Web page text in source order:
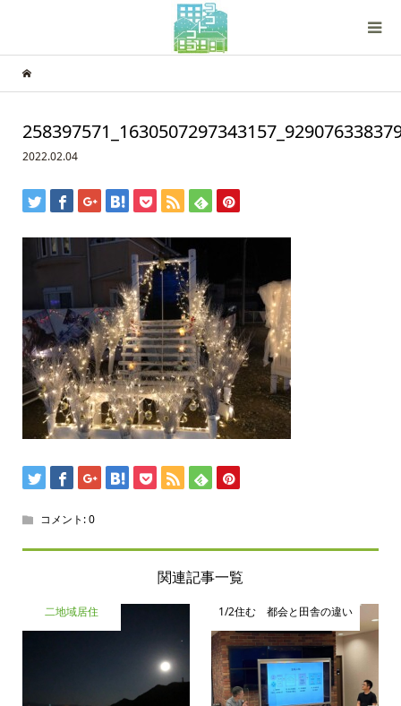
2022.02.04
コメント:0
関連記事一覧
二地域居住 1/2住む 都会と田舎の違い